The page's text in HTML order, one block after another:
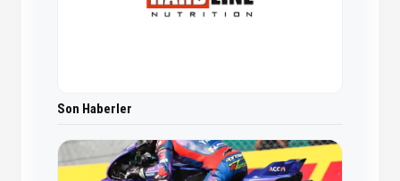
Son Haberler